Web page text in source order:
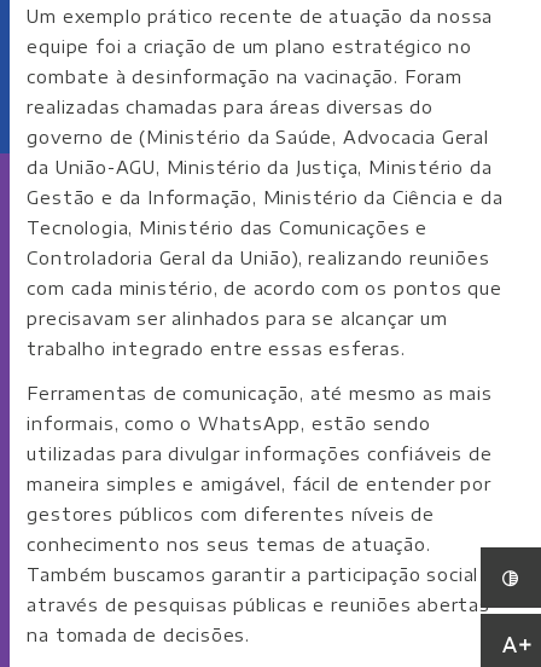
Um exemplo prático recente de atuação da nossa
equipe foi a criação de um plano estratégico no
combate à desinformação na vacinação. Foram
realizadas chamadas para áreas diversas do
governo de (Ministério da Saúde, Advocacia Geral
da União-AGU, Ministério da Justiça, Ministério da
Gestão e da Informação, Ministério da Ciência e da
Tecnologia, Ministério das Comunicações e
Controladoria Geral da União), realizando reuniões
com cada ministério, de acordo com os pontos que
precisavam ser alinhados para se alcançar um
trabalho integrado entre essas esferas.
Ferramentas de comunicação, até mesmo as mais
informais, como o WhatsApp, estão sendo
utilizadas para divulgar informações confiáveis de
maneira simples e amigável, fácil de entender por
gestores públicos com diferentes níveis de
conhecimento nos seus temas de atuação.
Também buscamos garantir a participação social
através de pesquisas públicas e reuniões abertas
na tomada de decisões.